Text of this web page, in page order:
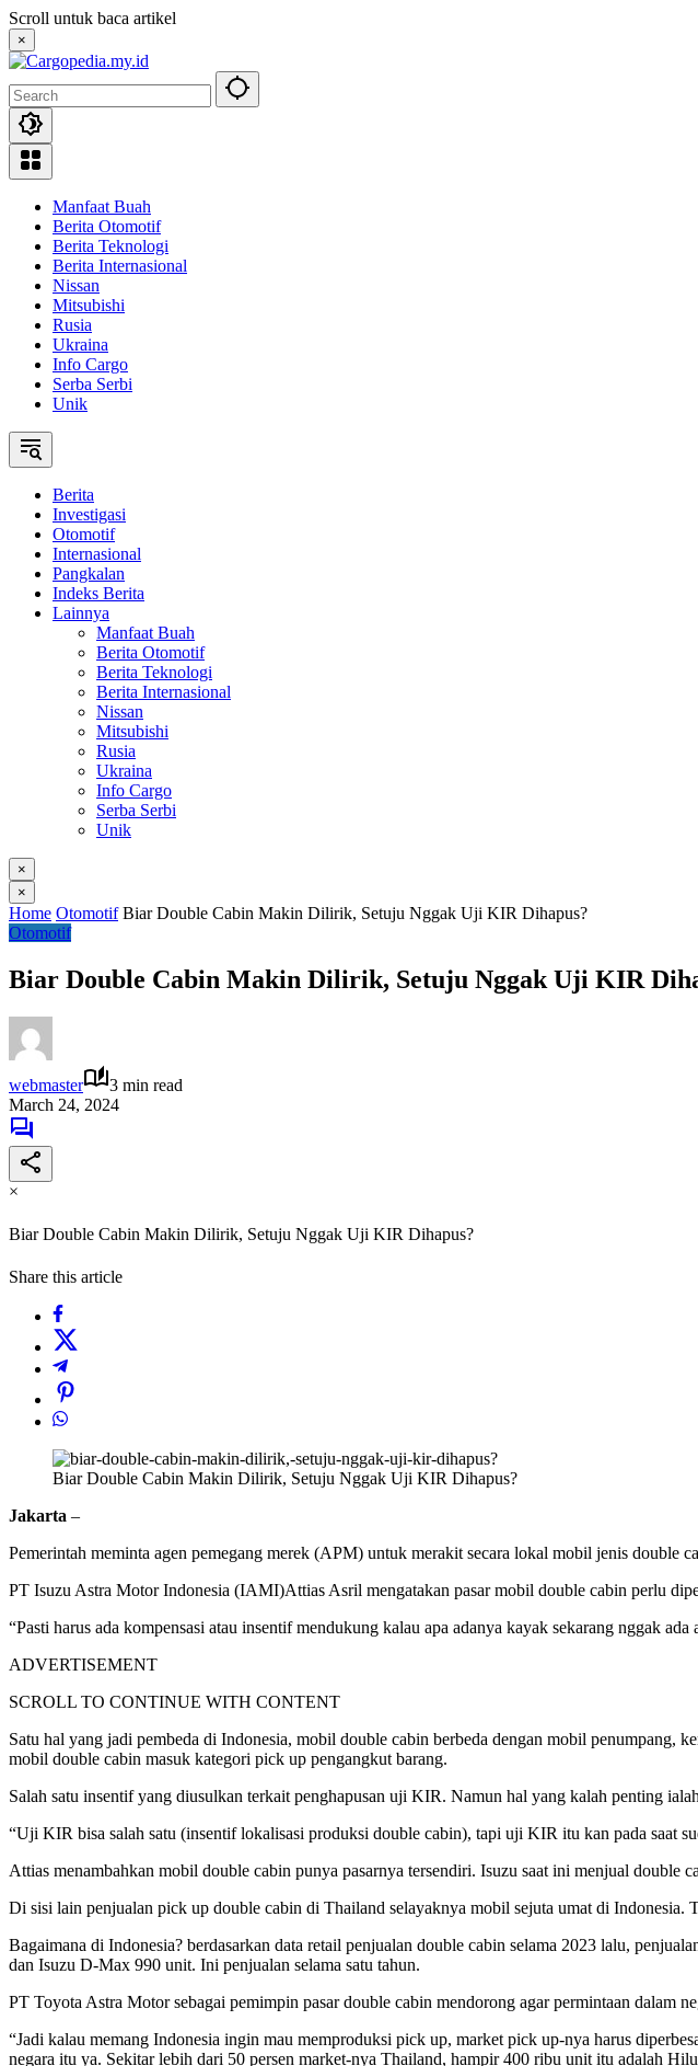
Skip
to
content
Scroll untuk baca artikel
×
Manfaat Buah
Berita Otomotif
Berita Teknologi
Berita Internasional
Nissan
Mitsubishi
Rusia
Ukraina
Info Cargo
Serba Serbi
Unik
Berita
Investigasi
Otomotif
Internasional
Pangkalan
Indeks Berita
Lainnya
Manfaat Buah
Berita Otomotif
Berita Teknologi
Berita Internasional
Nissan
Mitsubishi
Rusia
Ukraina
Info Cargo
Serba Serbi
Unik
×
×
Home Otomotif Biar Double Cabin Makin Dilirik, Setuju Nggak Uji KIR Dihapus?
Otomotif
Biar Double Cabin Makin Dilirik, Setuju Nggak Uji KIR
webmaster
3 min read
March 24, 2024
×
Biar Double Cabin Makin Dilirik, Setuju Nggak Uji KIR Dihapus?
Share this article
Biar Double Cabin Makin Dilirik, Setuju Nggak Uji KIR Dihapus?
Jakarta –
Pemerintah meminta agen pemegang merek (APM) untuk merakit secara lokal mobil jenis double
PT Isuzu Astra Motor Indonesia (IAMI)Attias Asril mengatakan pasar mobil double cabin perlu
“Pasti harus ada kompensasi atau insentif mendukung kalau apa adanya kayak sekarang nggak
ADVERTISEMENT
SCROLL TO CONTINUE WITH CONTENT
Satu hal yang jadi pembeda di Indonesia, mobil double cabin berbeda dengan mobil penumpang,
mobil double cabin masuk kategori pick up pengangkut barang.
Salah satu insentif yang diusulkan terkait penghapusan uji KIR. Namun hal yang kalah penting
“Uji KIR bisa salah satu (insentif lokalisasi produksi double cabin), tapi uji KIR itu kan pada saat
Attias menambahkan mobil double cabin punya pasarnya tersendiri. Isuzu saat ini menjual double
Di sisi lain penjualan pick up double cabin di Thailand selayaknya mobil sejuta umat di Indonesia.
Bagaimana di Indonesia? berdasarkan data retail penjualan double cabin selama 2023 lalu,
dan Isuzu D-Max 990 unit. Ini penjualan selama satu tahun.
PT Toyota Astra Motor sebagai pemimpin pasar double cabin mendorong agar permintaan dalam
“Jadi kalau memang Indonesia ingin mau memproduksi pick up, market pick up-nya harus
negara itu ya. Sekitar lebih dari 50 persen market-nya Thailand, hampir 400 ribu unit itu adalah